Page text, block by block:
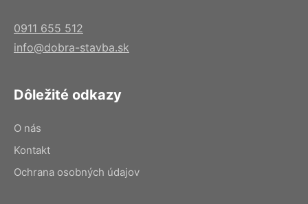
0911 655 512
info@dobra-stavba.sk
Dôležité odkazy
O nás
Kontakt
Ochrana osobných údajov